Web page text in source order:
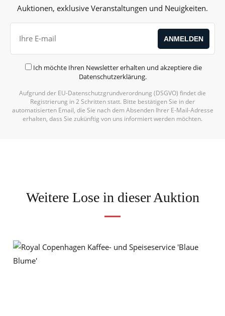
Auktionen, exklusive Veranstaltungen und Neuigkeiten.
Ich möchte Ihren Newsletter erhalten und akzeptiere die
Datenschutzerklärung.
Aufgrund der EU-Datenschutzgrundverordnung (DSGVO) findet die
Registrierung in 2 Schritten statt. Bitte bestätigen Sie in der
automatisierten Email, die Sie nach dem Absenden Ihrer E-Mail-Adresse
erhalten, dass Sie zukünftig von uns informiert werden möchten.
Weitere Lose in dieser Auktion